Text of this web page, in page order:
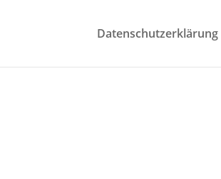
Datenschutzerklärung